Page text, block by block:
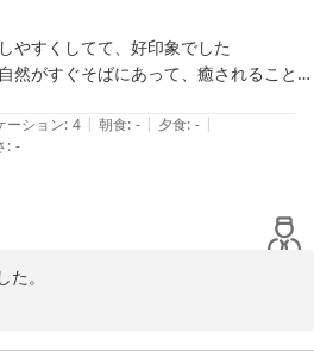
やすくしてて、好印象でした
然がすぐそばにあって、癒されることは
ーション: 4 | 朝食: - | 夕食: - |
: -
。
潔な空間でお過ごしいただけるよう
。